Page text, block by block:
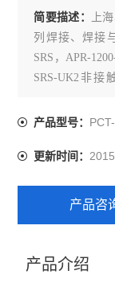
简要描述：
上
列焊接、焊接
SRS，APR-
SRS-UK2非接
24 真空吸取型
产品型号：
更新时间：
产品咨
产品介绍